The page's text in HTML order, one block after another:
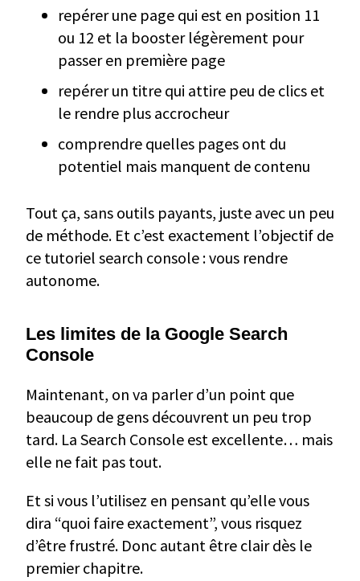
repérer une page qui est en position 11
ou 12 et la booster légèrement pour
passer en première page
repérer un titre qui attire peu de clics et
le rendre plus accrocheur
comprendre quelles pages ont du
potentiel mais manquent de contenu
Tout ça, sans outils payants, juste avec un peu
de méthode. Et c’est exactement l’objectif de
ce tutoriel search console : vous rendre
autonome.
Les limites de la Google Search
Console
Maintenant, on va parler d’un point que
beaucoup de gens découvrent un peu trop
tard. La Search Console est excellente… mais
elle ne fait pas tout.
Et si vous l’utilisez en pensant qu’elle vous
dira “quoi faire exactement”, vous risquez
d’être frustré. Donc autant être clair dès le
premier chapitre.